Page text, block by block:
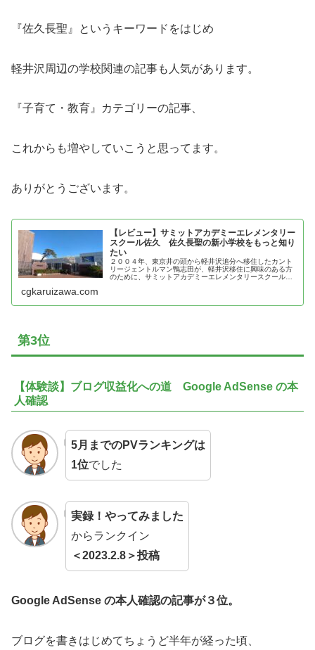
『佐久長聖』というキーワードをはじめ
軽井沢周辺の学校関連の記事も人気があります。
『子育て・教育』カテゴリーの記事、
これからも増やしていこうと思ってます。
ありがとうございます。
【レビュー】サミットアカデミーエレメンタリー
スクール佐久 佐久長聖の新小学校をもっと知り
たい
２００４年、東京井の頭から軽井沢追分へ移住したカント
リージェントルマン鴨志田が、軽井沢移住に興味のある方
のために、サミットアカデミーエレメンタリースクール佐
cgkaruizawa.com
第3位
【体験談】ブログ収益化への道 Google AdSense の本
人確認
5月までのPVランキングは
1位でした
実録！やってみました
からランクイン
＜2023.2.8＞投稿
Google AdSense の本人確認の記事が３位。
ブログを書きはじめてちょうど半年が経った頃、